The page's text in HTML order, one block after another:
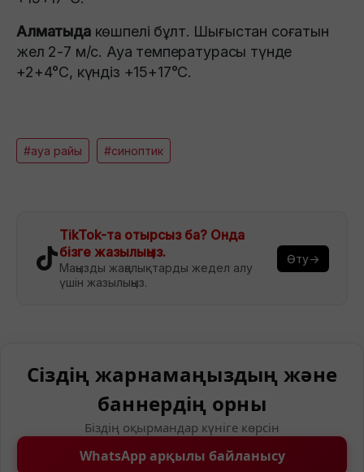
Алматыдакөшпелі бұлт. Шығыстан соғатын
жел 2-7 м/с. Ауа температурасы түнде
+2+4°С, күндіз +15+17°С.
#ауа райы #синоптик
TikTok-та отырсыз ба? Онда
бізге жазылыңыз.
Маңызды жаңалықтарды жедел алу
үшін жазылыңыз.
Өту→
Сіздің жарнамаңыздың және
баннердің орны
Біздің оқырмандар күніге көрсін
WhatsApp арқылы байланысу